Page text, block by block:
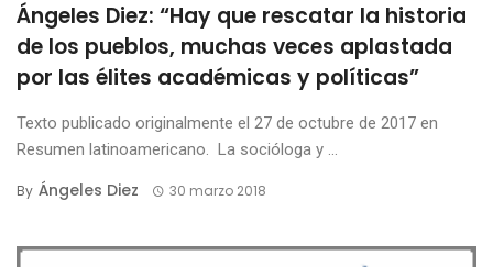
Ángeles Diez: “Hay que rescatar la historia
de los pueblos, muchas veces aplastada
por las élites académicas y políticas”
Texto publicado originalmente el 27 de octubre de 2017 en
Resumen latinoamericano. La socióloga y ...
By Ángeles Diez 30 marzo 2018